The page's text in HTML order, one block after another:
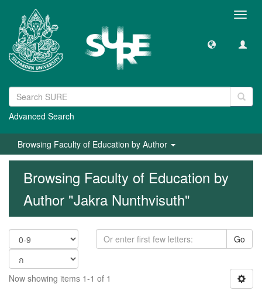
Advanced Search
Browsing Faculty of Education by Author
Browsing Faculty of Education by
Author "Jakra Nunthvisuth"
Go
Now showing items 1-1 of 1